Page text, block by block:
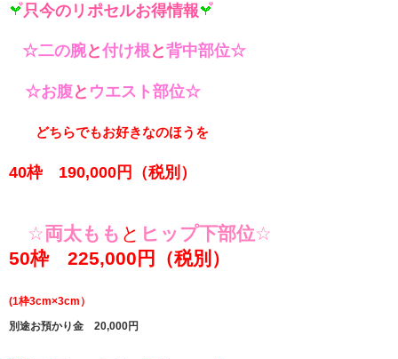
只今のリポセルお得情報
☆二の腕と付け根 と背中部位☆
☆お腹と ウエスト部位☆
どちらでもお好きなのほうを
40枠 190,000円（税別）
☆両太もも と ヒップ下部位☆
50枠 225,000円（税別）
(1枠3cm×3cm）
別途お預かり金 20,000円